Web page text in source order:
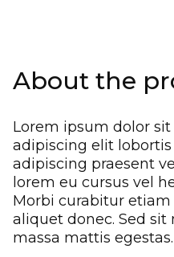
About the
Lorem ipsum dolor
adipiscing elit
adipiscing praesent
lorem eu cursus vel
Morbi curabitur
aliquet donec. Sed
massa mattis egestas.